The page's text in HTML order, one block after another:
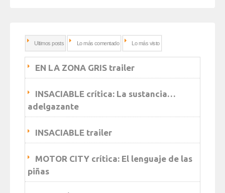
Ultimos posts Lo más comentado Lo más visto
EN LA ZONA GRIS trailer
INSACIABLE crítica: La sustancia…
adelgazante
INSACIABLE trailer
MOTOR CITY crítica: El lenguaje de las
piñas